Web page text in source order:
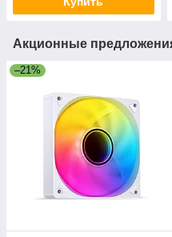
Акционные
–21%